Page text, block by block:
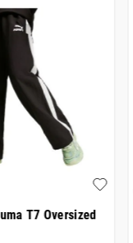
T7 Oversized